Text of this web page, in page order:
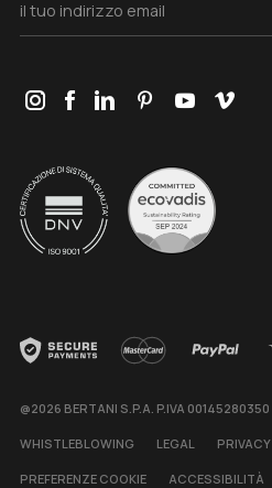
@2026 BERTANI S.P.A. P.IVA 00145280350
WHISTLEBLOWING LEGAL PRIVACY
PREFERENZE COOKIE ACCESSIBILITÀ